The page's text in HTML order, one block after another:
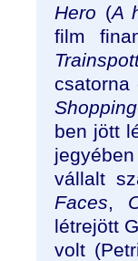
Hero (A
film
Shopping
ben jött
vállalt
Faces,
létrejött
volt